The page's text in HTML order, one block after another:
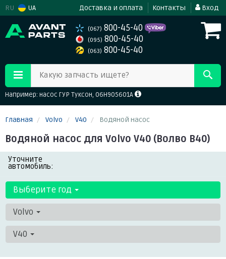
RU UA Доставка и оплата Контакты Вход
(067) 800-45-40
(095) 800-45-40
(063) 800-45-40
Какую запчасть ищете?
Например: насос ГУР Туксон, 06H905601A
Главная Volvo V40 Водяной насос
Водяной насос для Volvo V40 (Волво В40)
Уточните
автомобиль:
Выберите год
Volvo
V40